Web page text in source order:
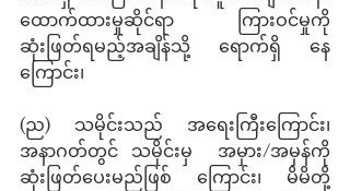
ထောက်ထားမှုဆိုင်ရာ ကြားဝင်မှုကို
ဆုံးဖြတ်ရမည့်အချိန်သို့ ရောက်ရှိ နေ
ကြောင်း၊
(ည) သမိုင်းသည် အရေးကြီးကြောင်း၊
အနာဂတ်တွင် သမိုင်းမှ  အမှား/အမှန်ကို
ဆုံးဖြတ်ပေးမည်ဖြစ် ကြောင်း၊ မိမိတို့